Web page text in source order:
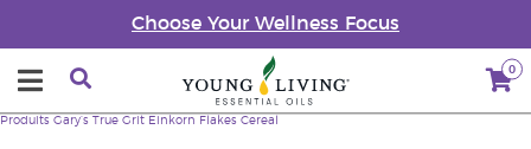
Choose Your Wellness Focus
0
Produits Gary’s True Grit Einkorn Flakes Cereal